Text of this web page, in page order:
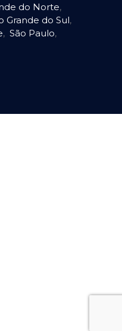
do Norte,
Grande do Sul,
, São Paulo,